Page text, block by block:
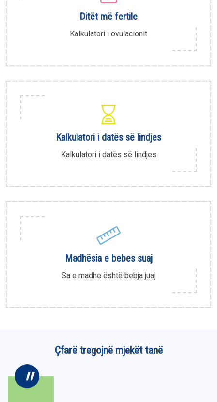
Ditët më fertile
Kalkulatori i ovulacionit
Kalkulatori i datës së lindjes
Kalkulatori i datës së lindjes
Madhësia e bebes suaj
Sa e madhe është bebja juaj
Çfarë tregojnë mjekët tanë